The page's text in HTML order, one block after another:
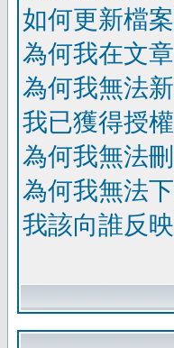
如何更新檔
為何我在文
為何我無法
我已獲得授
為何我無法
為何我無法
我該向誰反